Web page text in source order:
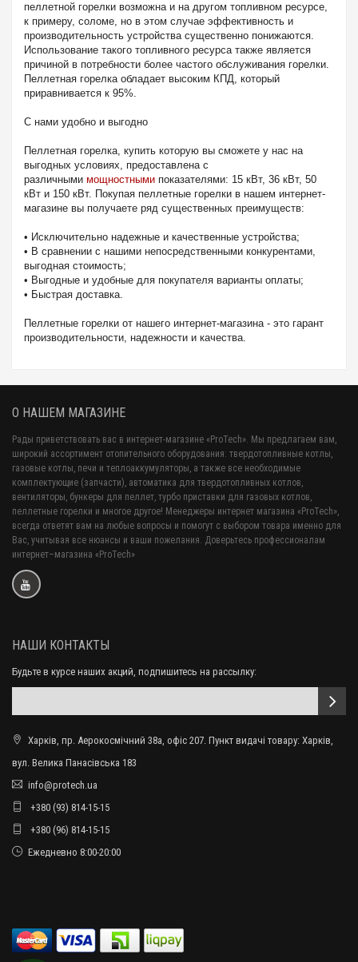
пеллетной горелки возможна и на другом топливном ресурсе,
к примеру, соломе, но в этом случае эффективность и
производительность устройства существенно понижаются.
Использование такого топливного ресурса также является
причиной в потребности более частого обслуживания горелки.
Пеллетная горелка обладает высоким КПД, который
приравнивается к 95%.
С нами удобно и выгодно
Пеллетная горелка, купить которую вы сможете у нас на
выгодных условиях, предоставлена с
различными мощностными показателями: 15 кВт, 36 кВт, 50
кВт и 150 кВт. Покупая пеллетные горелки в нашем интернет-
магазине вы получаете ряд существенных преимуществ:
• Исключительно надежные и качественные устройства;
• В сравнении с нашими непосредственными конкурентами,
выгодная стоимость;
• Выгодные и удобные для покупателя варианты оплаты;
• Быстрая доставка.
Пеллетные горелки от нашего интернет-магазина - это гарант
производительности, надежности и качества.
О НАШЕМ МАГАЗИНЕ
Рады приветствовать вас в интернет-магазине «ProTech». Мы предлагаем вам,
широкий ассортимент отопительного оборудования: твердотопливные котлы,
газовые котлы, печи и теплоаккумуляторы, а также все необходимые
комплектующие (запчасти), автоматика для твердотопливных котлов,
вентиляторы, бункеры для пеллет, турбо приставки для газовых котлов,
пеллетные горелки и многое другое! Менеджеры интернет магазина «ProTech»,
всегда ответят вам на любые вопросы и помогут с выбором товара именно для
Вас, учитывая все нюансы и ваши пожелания. Доверьтесь профессионалам
интернет–магазина «ProTech»
НАШИ КОНТАКТЫ
Будьте в курсе наших акций, подпишитесь на рассылку:
Харків, пр. Аерокосмічний 38а, офіс 207. Пункт видачі товару: Харків,
вул. Велика Панасівська 183
info@protech.ua
+380 (93) 814-15-15
+380 (96) 814-15-15
Ежедневно 8:00-20:00